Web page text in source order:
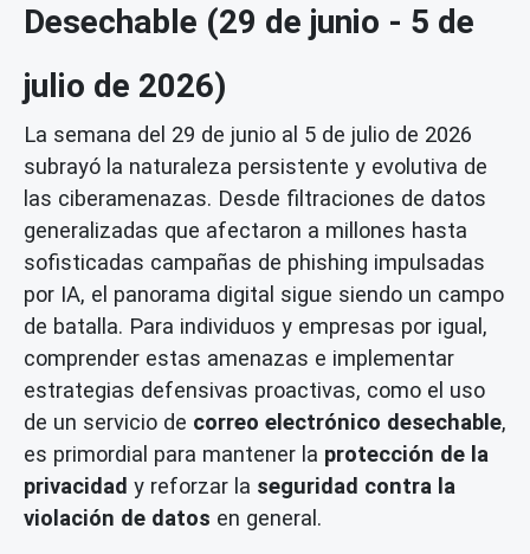
Desechable (29 de junio - 5 de
julio de 2026)
La semana del 29 de junio al 5 de julio de 2026
subrayó la naturaleza persistente y evolutiva de
las ciberamenazas. Desde filtraciones de datos
generalizadas que afectaron a millones hasta
sofisticadas campañas de phishing impulsadas
por IA, el panorama digital sigue siendo un campo
de batalla. Para individuos y empresas por igual,
comprender estas amenazas e implementar
estrategias defensivas proactivas, como el uso
de un servicio de correo electrónico desechable,
es primordial para mantener la protección de la
privacidad y reforzar la seguridad contra la
violación de datos en general.